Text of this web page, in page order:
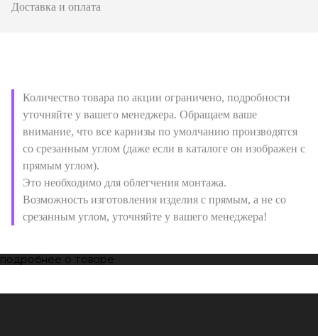
Доставка и оплата
Количество товара по акции ограничено, подробности
уточняйте у вашего менеджера. Обращаем ваше
внимание, что все карнизы по умолчанию производятся
со срезанным углом (даже если в каталоге он изображен с
прямым углом).
Это необходимо для облегчения монтажа.
Возможность изготовления изделия с прямым, а не со
срезанным углом, уточняйте у вашего менеджера!
подробнее о товаре